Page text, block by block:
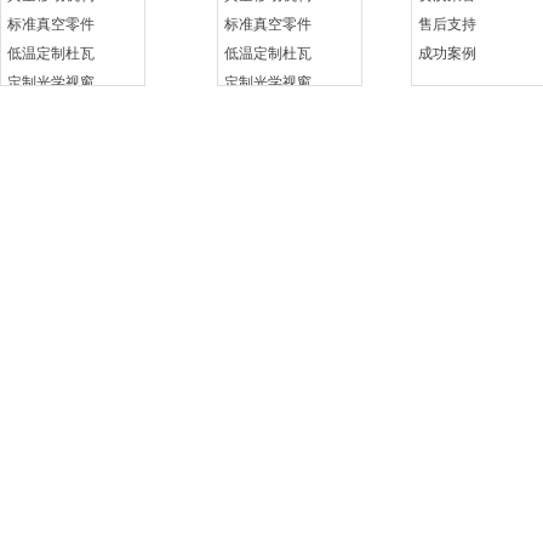
标准真空零件
低温定制杜瓦
定制光学视窗
标准真空零件
低温定制杜瓦
定制光学视窗
售后支持
成功案例